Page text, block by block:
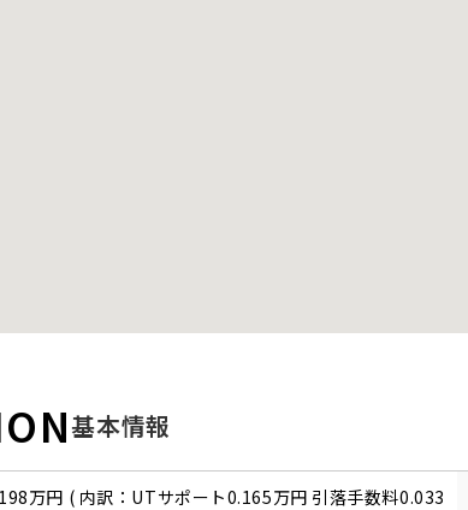
基本情報
万円 ( 内訳：UTサポート0.165万円 引落手数料0.033